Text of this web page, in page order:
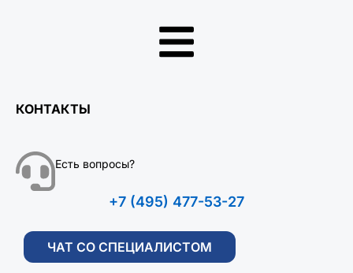
КОНТАКТЫ
Есть вопросы?
+7 (495) 477-53-27
ЧАТ СО СПЕЦИАЛИСТОМ